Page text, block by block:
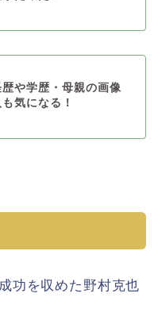
や学歴・母親の画像
気になる！
功を収めた野村克也